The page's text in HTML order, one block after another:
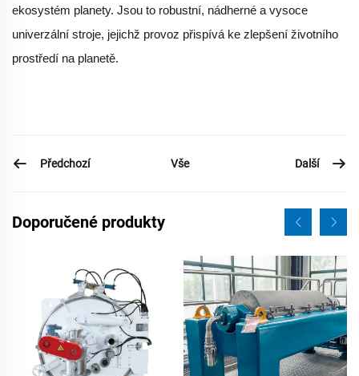
ekosystém planety. Jsou to robustní, nádherné a vysoce
univerzální stroje, jejichž provoz přispívá ke zlepšení životního
prostředí na planetě.
Předchozí Vše Další
Doporučené produkty